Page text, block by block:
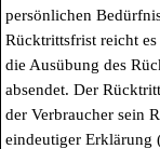
persönlichen
Rücktrittsfrist reicht
die Ausübung des
absendet. Der
der Verbraucher sein
eindeutiger Erklärung